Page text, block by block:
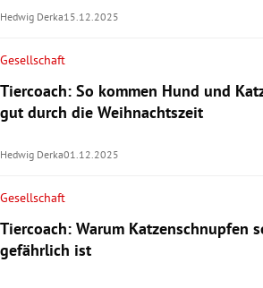
Hedwig Derka15.12.2025
Gesellschaft
Tiercoach: So kommen Hund und
gut durch die Weihnachtszeit
Hedwig Derka01.12.2025
Gesellschaft
Tiercoach: Warum Katzenschnupfen
gefährlich ist